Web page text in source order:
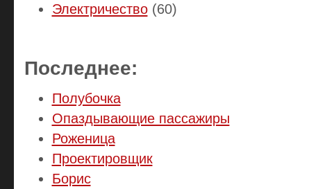
Электричество(60)
Последнее:
Полубочка
Опаздывающие пассажиры
Роженица
Проектировщик
Борис